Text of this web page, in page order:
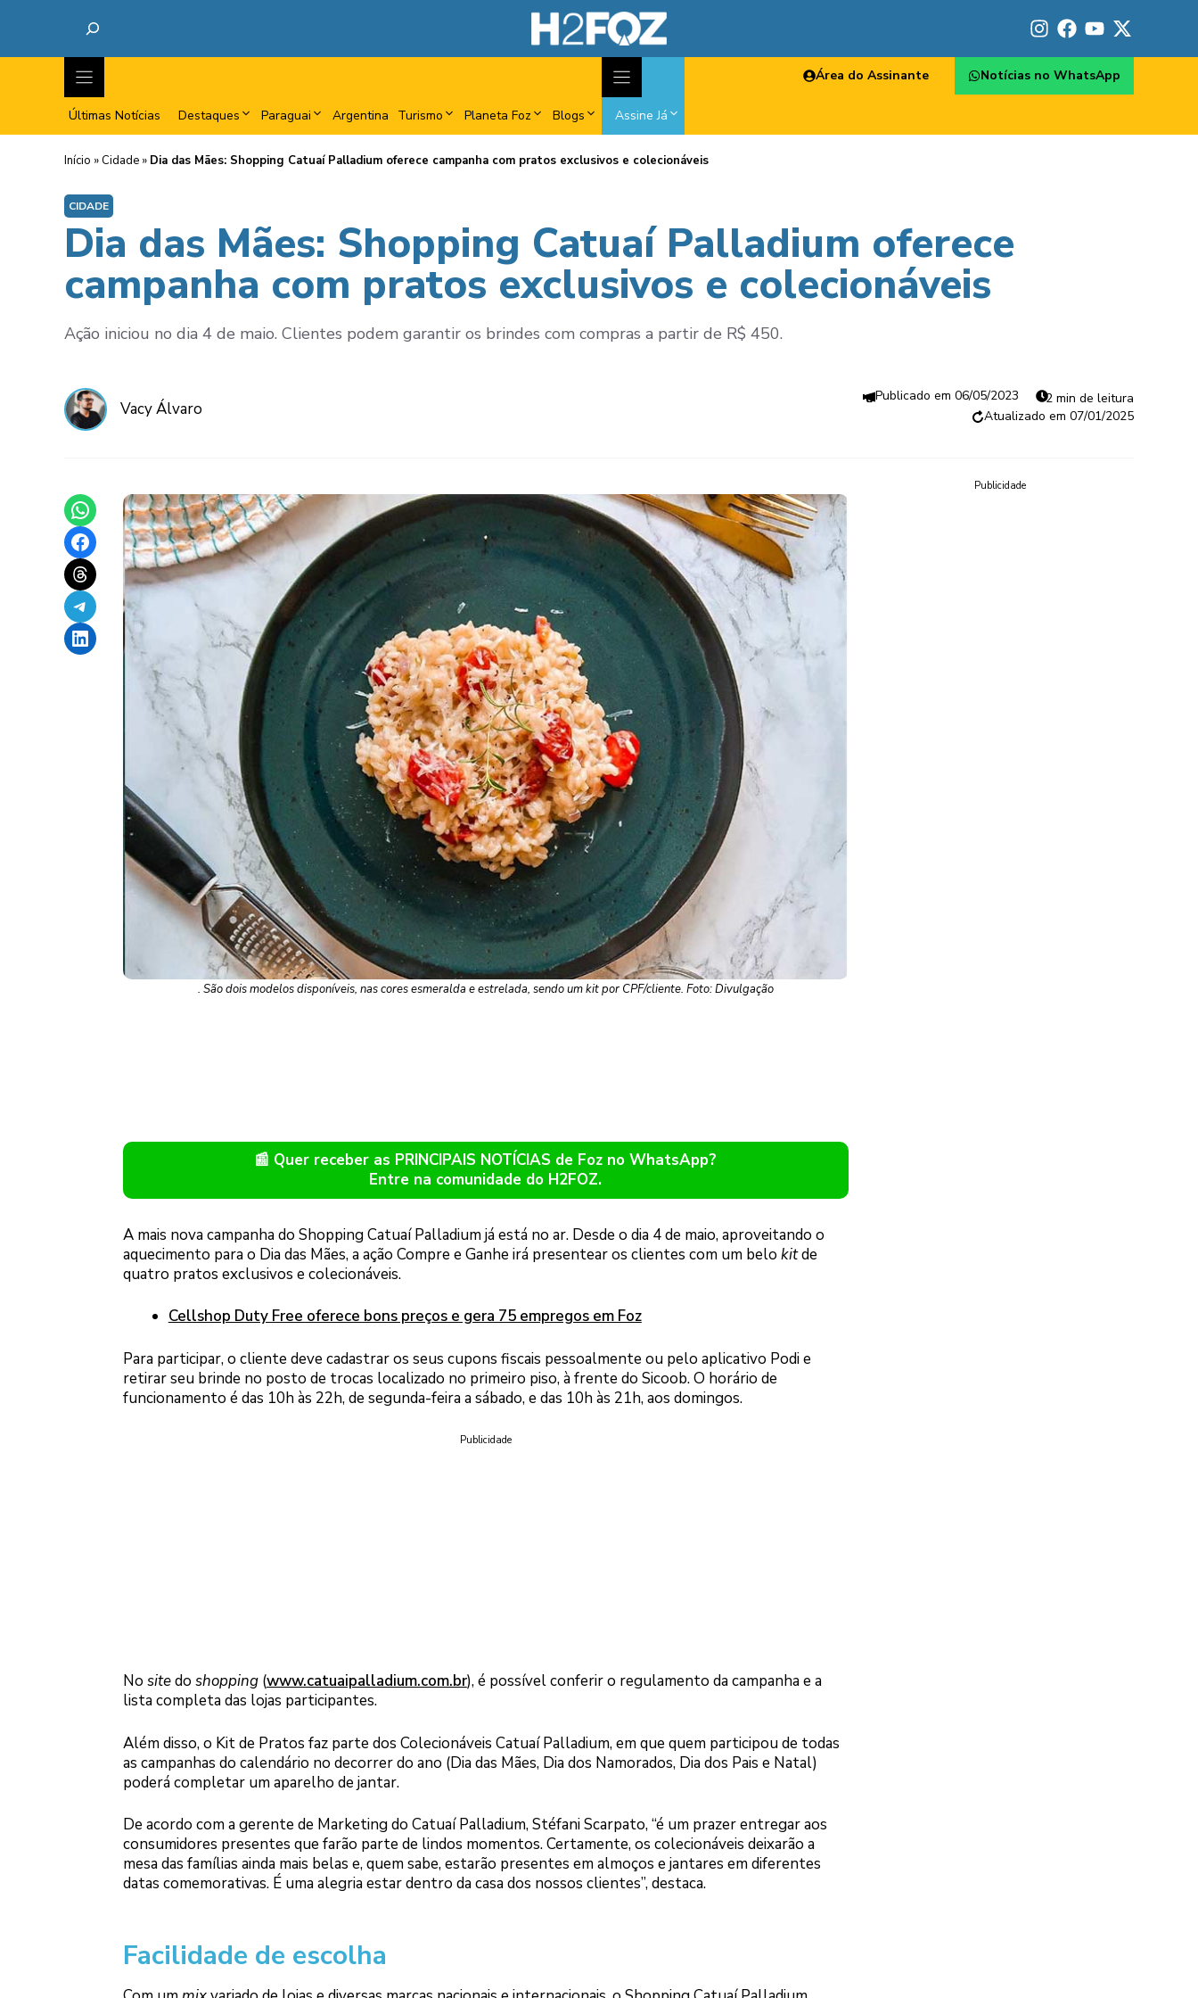
Últimas Notícias Destaques Paraguai Argentina Turismo Planeta Foz Blogs Assine Já
Área do Assinante Notícias no WhatsApp
Início » Cidade » Dia das Mães: Shopping Catuaí Palladium oferece campanha com pratos exclusivos e colecionáveis
CIDADE
Dia das Mães: Shopping Catuaí Palladium oferece
campanha com pratos exclusivos e colecionáveis
Ação iniciou no dia 4 de maio. Clientes podem garantir os brindes com compras a partir de R$ 450.
Vacy Álvaro
06/05/2023
2 min de leitura
07/01/2025
Share on WhatsApp
Share on Facebook
Share on Threads
Share on Telegram
Share on LinkedIn
. São dois modelos disponíveis, nas cores esmeralda e estrelada, sendo um kit por CPF/cliente. Foto: Divulgação
📰 Quer receber as PRINCIPAIS NOTÍCIAS de Foz no WhatsApp?
Entre na comunidade do H2FOZ.
A mais nova campanha do Shopping Catuaí Palladium já está no ar. Desde o dia 4 de maio, aproveitando o
aquecimento para o Dia das Mães, a ação Compre e Ganhe irá presentear os clientes com um belo kitde
quatro pratos exclusivos e colecionáveis.
Cellshop Duty Free oferece bons preços e gera 75 empregos em Foz
Para participar, o cliente deve cadastrar os seus cupons fiscais pessoalmente ou pelo aplicativo Podi e
retirar seu brinde no posto de trocas localizado no primeiro piso, à frente do Sicoob. O horário de
funcionamento é das 10h às 22h, de segunda-feira a sábado, e das 10h às 21h, aos domingos.
Publicidade
No sitedo shopping(www.catuaipalladium.com.br), é possível conferir o regulamento da campanha e a
lista completa das lojas participantes.
Além disso, o Kit de Pratos faz parte dos Colecionáveis Catuaí Palladium, em que quem participou de todas
as campanhas do calendário no decorrer do ano (Dia das Mães, Dia dos Namorados, Dia dos Pais e Natal)
poderá completar um aparelho de jantar.
De acordo com a gerente de Marketing do Catuaí Palladium, Stéfani Scarpato, “é um prazer entregar aos
consumidores presentes que farão parte de lindos momentos. Certamente, os colecionáveis deixarão a
mesa das famílias ainda mais belas e, quem sabe, estarão presentes em almoços e jantares em diferentes
datas comemorativas. É uma alegria estar dentro da casa dos nossos clientes”, destaca.
Facilidade de escolha
Publicidade